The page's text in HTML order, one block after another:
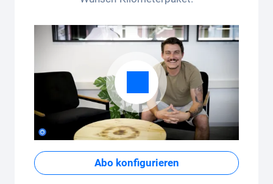
Abo konfigurieren